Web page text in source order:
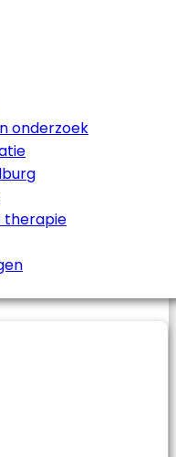
onderzoek
therapie